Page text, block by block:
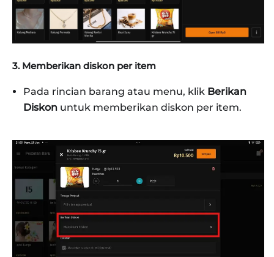
3. Memberikan diskon per item
Pada rincian barang atau menu, klik Berikan
Diskon untuk memberikan diskon per item.